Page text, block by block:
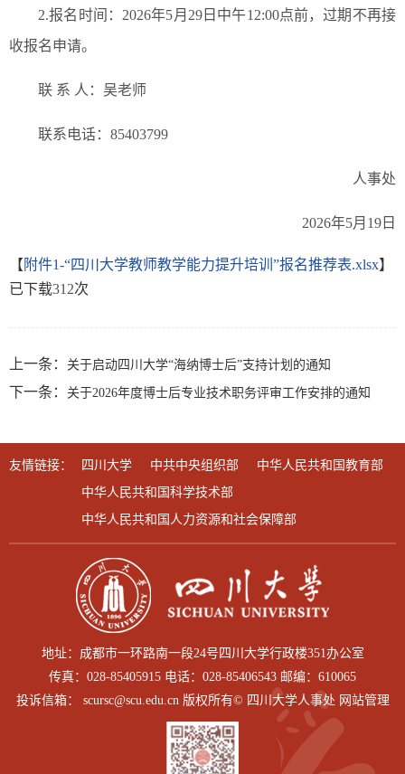
2.报名时间：2026年5月29日中午12:00点前，过期不再接
收报名申请。
联 系 人：吴老师
联系电话：85403799
人事处
2026年5月19日
【 附件1-“四川大学教师教学能力提升培训”报名推荐表.xlsx】
已下载312次
上一条： 关于启动四川大学“海纳博士后”支持计划的通知
下一条： 关于2026年度博士后专业技术职务评审工作安排的通知
友情链接： 四川大学 中共中央组织部
中华人民共和国教育部
中华人民共和国科学技术部
中华人民共和国人力资源和社会保障部
地址：成都市一环路南一段24号四川大学行政楼351办公室
传真：028-85405915 电话：028-85406543 邮编：610065
投诉信箱： scursc@scu.edu.cn 版权所有© 四川大学人事处 网站管理